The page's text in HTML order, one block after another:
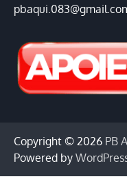
Copyright © 2026 PB
Powered by